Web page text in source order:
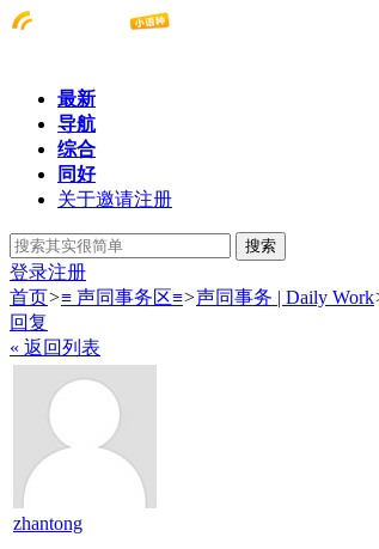
最新
导航
综合
同好
关于邀请注册
搜索
登录注册
首页>≡ 声同事务区≡>声同事务 | Daily Work
回复
« 返回列表
zhantong